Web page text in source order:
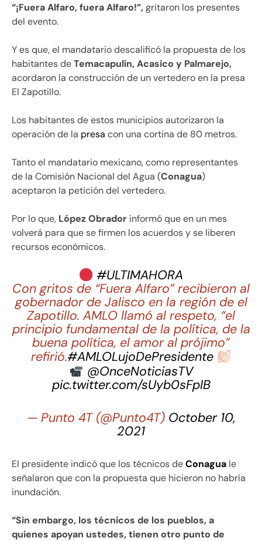
“¡Fuera Alfaro, fuera Alfaro!”, gritaron los presentes
del evento.
Y es que, el mandatario descalificó la propuesta de los
habitantes deTemacapulín, Acasico y Palmarejo,
acordaron la construcción de un vertedero en la presa
El Zapotillo.
Los habitantes de estos municipios autorizaron la
operación de la presa con una cortina de 80 metros.
Tanto el mandatario mexicano, como representantes
de la Comisión Nacional del Agua (Conagua)
aceptaron la petición del vertedero.
Por lo que, López Obrador informó que en un mes
volverá para que se firmen los acuerdos y se liberen
recursos económicos.
#ULTIMAHORA
Con gritos de “Fuera Alfaro” recibieron al
gobernador de Jalisco en la región de el
Zapotillo. AMLO llamó al respeto, “el
principio fundamental de la política, de la
buena política, el amor al prójimo”
refirió.#AMLOLujoDePresidente
@OnceNoticiasTV
pic.twitter.com/sUyb0sFpIB
— Punto 4T (@Punto4T) October 10,
2021
El presidente indicó que los técnicos deConagua le
señalaron que con la propuesta que hicieron no habría
inundación.
“Sin embargo, los técnicos de los pueblos, a
quienes apoyan ustedes, tienen otro punto de